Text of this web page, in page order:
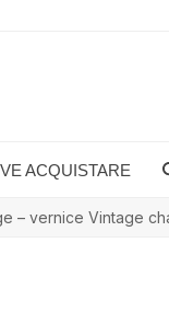
ACQUISTARE
– vernice Vintage